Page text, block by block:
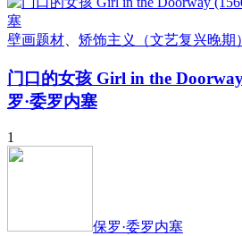
壁画题材 矫饰主义（文艺复兴晚期）
门口的女孩 Girl in the
罗·委罗内塞
1
保罗·委罗内塞